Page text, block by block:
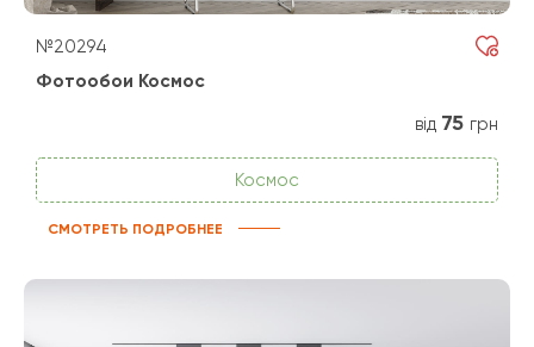
№20294
Фотообои Космос
від 75 грн
Космос
СМОТРЕТЬ ПОДРОБНЕЕ